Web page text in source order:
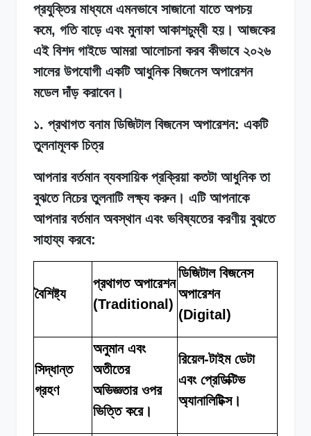
প্রযুক্তির মাধ্যমে এমনভাবে সাজানো যাতে অপচয়
কমে, গতি বাড়ে এবং মুনাফা আকাশচুম্বী হয়। আজকের
এই বিশদ গাইডে আমরা আলোচনা করব কীভাবে ২০২৬
সালের উপযোগী একটি আধুনিক বিজনেস অপারেশন
মডেল দাঁড় করাবেন।
১. প্রথাগত বনাম ডিজিটাল বিজনেস অপারেশন: একটি
তুলনামূলক চিত্র
আপনার বর্তমান ব্যবসায়িক প্রক্রিয়া কতটা আধুনিক তা
বুঝতে নিচের তুলনাটি লক্ষ্য করুন। এটি আপনাকে
আপনার বর্তমান অবস্থান এবং ভবিষ্যতের করণীয় বুঝতে
সাহায্য করবে:
বৈশিষ্ট্য
প্রথাগত অপারেশন
(Traditional)
ডিজিটাল বিজনেস
অপারেশন
(Digital)
সিদ্ধান্ত
গ্রহণ
অনুমান এবং
অতীতের
অভিজ্ঞতার ওপর
ভিত্তি করে।
রিয়েল-টাইম ডেটা
এবং প্রেডিক্টিভ
অ্যানালিটিক্স।